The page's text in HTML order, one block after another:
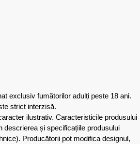
exclusiv fumătorilor adulți peste 18 ani.
strict interzisă.
ilustrativ. Caracteristicile produsului
descrierea și specificațiile produsului
Producătorii pot modifica designul,